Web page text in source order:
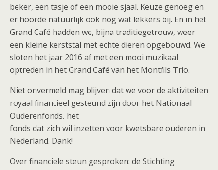
beker, een tasje of een mooie sjaal. Keuze genoeg en
er hoorde natuurlijk ook nog wat lekkers bij. En in het
Grand Café hadden we, bijna traditiegetrouw, weer
een kleine kerststal met echte dieren opgebouwd. We
sloten het jaar 2016 af met een mooi muzikaal
optreden in het Grand Café van het Montfils Trio.
Niet onvermeld mag blijven dat we voor de aktiviteiten
royaal financieel gesteund zijn door het Nationaal
Ouderenfonds, het
fonds dat zich wil inzetten voor kwetsbare ouderen in
Nederland. Dank!
Over financiele steun gesproken: de Stichting